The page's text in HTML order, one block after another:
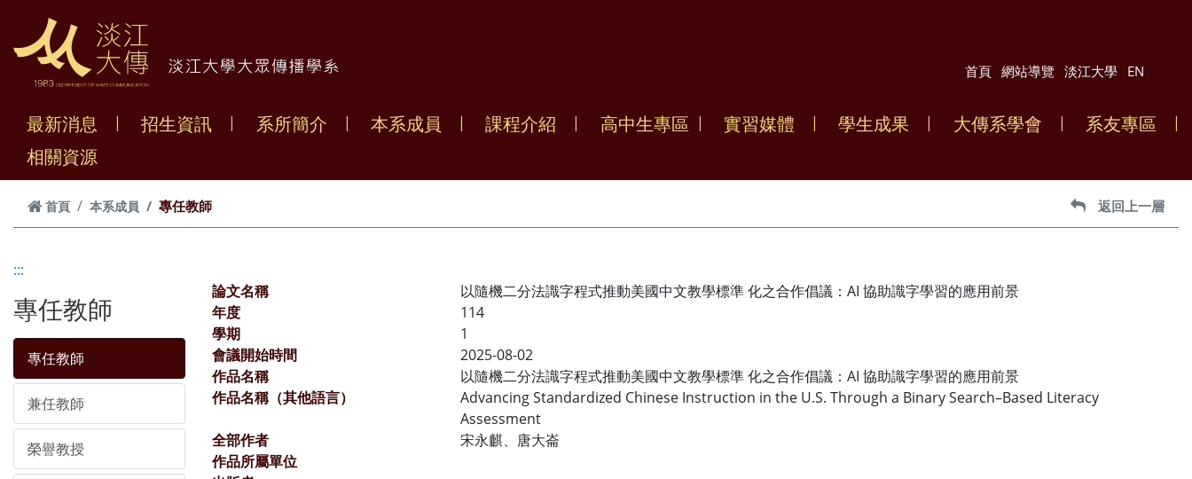
首頁 網站導覽 淡江大學 EN
最新消息 招生資訊 系所簡介 本系成員 課程介紹 高中生專區 實習媒體 學生成果 大傳系學會
系友專區
相關資源
首頁 本系成員 專任教師 返回上一層
:::
專任教師
專任教師
兼任教師
榮譽教授
論文名稱
以隨機二分法識字程式推動美國中文教學標準 化之合作倡議：AI 協助識字學習的應用前景
年度
114
學期
1
會議開始時間
2025-08-02
作品名稱
以隨機二分法識字程式推動美國中文教學標準 化之合作倡議：AI 協助識字學習的應用前景
作品名稱（其他語言）
Advancing Standardized Chinese Instruction in the U.S. Through a Binary Search–Based Literacy
Assessment
全部作者
宋永麒、唐大崙
作品所屬單位